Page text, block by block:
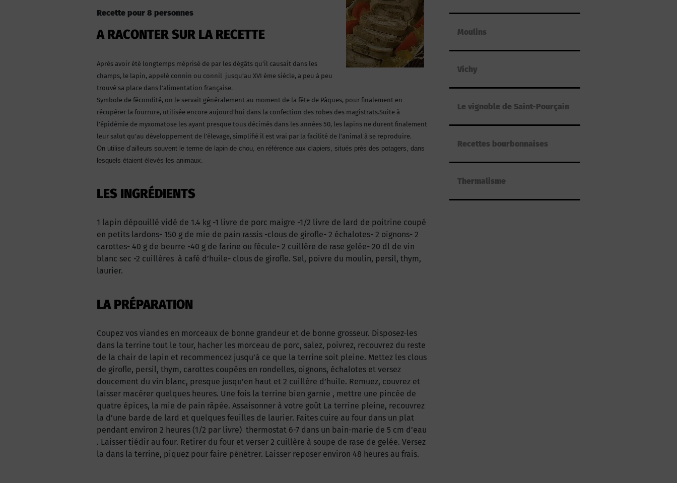
Recette pour 8 personnes
A RACONTER SUR LA RECETTE
Après avoir été longtemps méprisé de par les dégâts qu’il causait dans les
champs, le lapin, appelé connin ou connil jusqu’au XVI ème siècle, a peu à peu
trouvé sa place dans l’alimentation française.
Symbole de fécondité, on le servait généralement au moment de la fête de Pâques, pour finalement en
récupérer la fourrure, utilisée encore aujourd’hui dans la confection des robes des magistrats.Suite à
l’épidémie de myxomatose les ayant presque tous décimés dans les années 50, les lapins ne durent finalement
leur salut qu’au développement de l’élevage, simplifié il est vrai par la facilité de l’animal à se reproduire.
On utilise d’ailleurs souvent le terme de lapin de chou, en référence aux clapiers, situés près des potagers, dans
lesquels étaient élevés les animaux.
LES INGRÉDIENTS
1 lapin dépouillé vidé de 1.4 kg -1 livre de porc maigre -1/2 livre de lard de poitrine coupé
en petits lardons- 150 g de mie de pain rassis -clous de girofle- 2 échalotes- 2 oignons- 2
carottes- 40 g de beurre -40 g de farine ou fécule- 2 cuillère de rase gelée- 20 dl de vin
blanc sec -2 cuillères à café d’huile- clous de girofle. Sel, poivre du moulin, persil, thym,
laurier.
LA PRÉPARATION
Coupez vos viandes en morceaux de bonne grandeur et de bonne grosseur. Disposez-les
dans la terrine tout le tour, hacher les morceau de porc, salez, poivrez, recouvrez du reste
de la chair de lapin et recommencez jusqu’à ce que la terrine soit pleine. Mettez les clous
de girofle, persil, thym, carottes coupées en rondelles, oignons, échalotes et versez
doucement du vin blanc, presque jusqu’en haut et 2 cuillère d’huile. Remuez, couvrez et
laisser macérer quelques heures. Une fois la terrine bien garnie , mettre une pincée de
quatre épices, la mie de pain râpée. Assaisonner à votre goût La terrine pleine, recouvrez
la d’une barde de lard et quelques feuilles de laurier. Faites cuire au four dans un plat
pendant environ 2 heures (1/2 par livre) thermostat 6-7 dans un bain-marie de 5 cm d’eau
. Laisser tiédir au four. Retirer du four et verser 2 cuillère à soupe de rase de gelée. Versez
la dans la terrine, piquez pour faire pénétrer. Laisser reposer environ 48 heures au frais.
Moulins
Vichy
Le vignoble de Saint-Pourçain
Recettes bourbonnaises
Thermalisme